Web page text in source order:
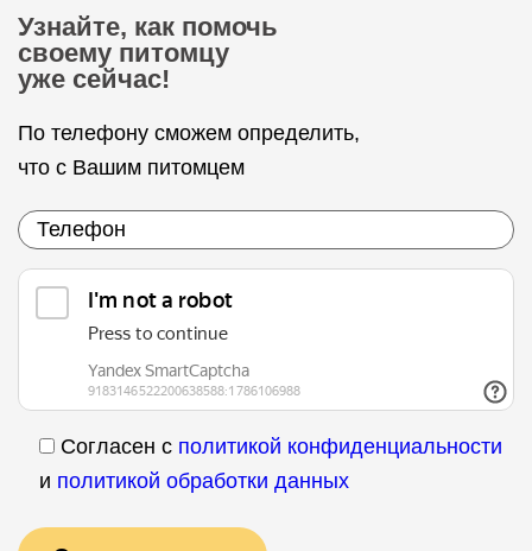
Узнайте, как помочь
своему питомцу
уже сейчас!
По телефону сможем определить,
что с Вашим питомцем
Согласен с политикой конфиденциальности
и политикой обработки данных